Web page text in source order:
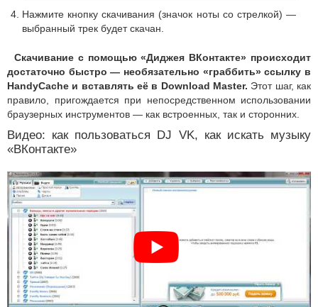
Нажмите кнопку скачивания (значок ноты со стрелкой) —
выбранный трек будет скачан.
Скачивание с помощью «Диджея ВКонтакте» происходит
достаточно быстро — необязательно «граббить» ссылку в
HandyCache и вставлять её в Download Master. Этот шаг, как
правило, пригождается при непосредственном использовании
браузерных инструментов — как встроенных, так и сторонних.
Видео: как пользоваться DJ VK, как искать музыку
«ВКонтакте»